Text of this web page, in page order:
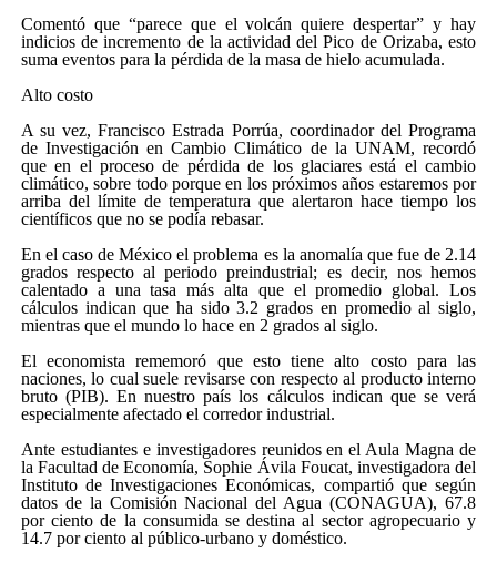
Comentó que “parece que el volcán quiere despertar” y hay
indicios de incremento de la actividad del Pico de Orizaba, esto
suma eventos para la pérdida de la masa de hielo acumulada.
Alto costo
A su vez, Francisco Estrada Porrúa, coordinador del Programa
de Investigación en Cambio Climático de la UNAM, recordó
que en el proceso de pérdida de los glaciares está el cambio
climático, sobre todo porque en los próximos años estaremos por
arriba del límite de temperatura que alertaron hace tiempo los
científicos que no se podía rebasar.
En el caso de México el problema es la anomalía que fue de 2.14
grados respecto al periodo preindustrial; es decir, nos hemos
calentado a una tasa más alta que el promedio global. Los
cálculos indican que ha sido 3.2 grados en promedio al siglo,
mientras que el mundo lo hace en 2 grados al siglo.
El economista rememoró que esto tiene alto costo para las
naciones, lo cual suele revisarse con respecto al producto interno
bruto (PIB). En nuestro país los cálculos indican que se verá
especialmente afectado el corredor industrial.
Ante estudiantes e investigadores reunidos en el Aula Magna de
la Facultad de Economía, Sophie Ávila Foucat, investigadora del
Instituto de Investigaciones Económicas, compartió que según
datos de la Comisión Nacional del Agua (CONAGUA), 67.8
por ciento de la consumida se destina al sector agropecuario y
14.7 por ciento al público-urbano y doméstico.